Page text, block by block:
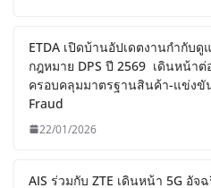
ETDA เปิดบ้านอัปเดตงานกำกับ
กฎหมาย DPS ปี 2569 เดินหน้าต่
ครอบคลุมมาตรฐานสินค้า-แข่งขั
Fraud
22/01/2026
AIS ร่วมกับ ZTE เดินหน้า 5G อัจ